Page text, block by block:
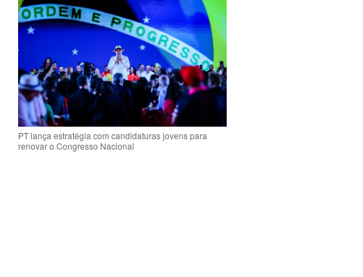
PT lança estratégia com candidaturas jovens para
renovar o Congresso Nacional